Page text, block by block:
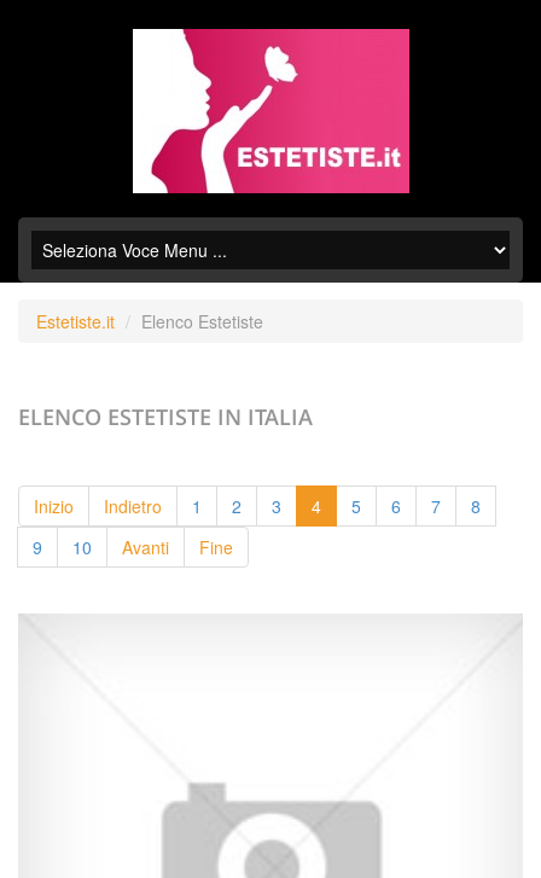
Estetiste.it Elenco Estetiste
ELENCO ESTETISTE IN ITALIA
Inizio Indietro 1 2 3 4 5 6 7
8
9
10 Avanti Fine